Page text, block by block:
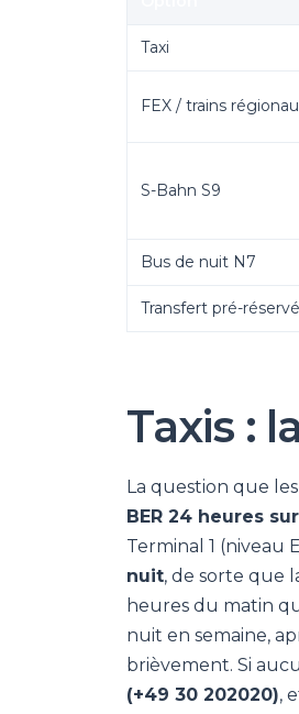
Taxi
FEX / trains
S-Bahn S9
Bus de nuit N7
Transfert pré-réservé
Taxis :
La question que
BER 24 heures
Terminal 1 (niveau
nuit, de sorte que
heures du matin
nuit en semaine,
brièvement. Si
(+49 30 202020),